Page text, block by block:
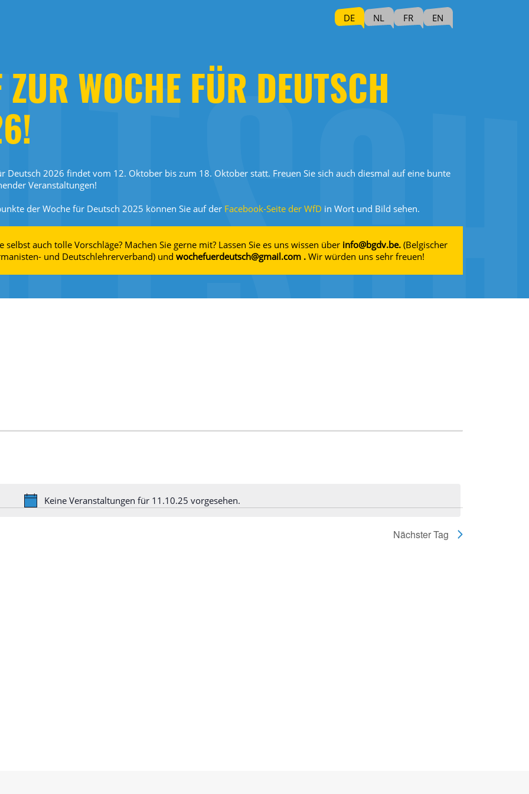
DE NL FR EN
ZUR WOCHE FÜR DEUTSCH
Deutsch 2026 findet vom 12. Oktober bis zum 18. Oktober statt. Freuen Sie sich auch diesmal auf eine bunte
Veranstaltungen!
der Woche für Deutsch 2025 können Sie auf der Facebook-Seite der WfD in Wort und Bild sehen.
selbst auch tolle Vorschläge? Machen Sie gerne mit? Lassen Sie es uns wissen über info@bgdv.be.(Belgischer
und Deutschlehrerverband) undwochefuerdeutsch@gmail.com . Wir würden uns sehr freuen!
Hinweis
Keine Veranstaltungen für 11.10.25 vorgesehen.
Nächster Tag